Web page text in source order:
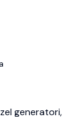
generatori,